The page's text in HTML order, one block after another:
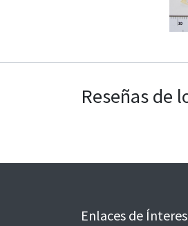
Reseñas de
Enlaces de Ínteres